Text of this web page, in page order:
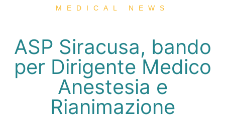
MEDICAL NEWS
ASP Siracusa, bando
per Dirigente Medico
Anestesia e
Rianimazione